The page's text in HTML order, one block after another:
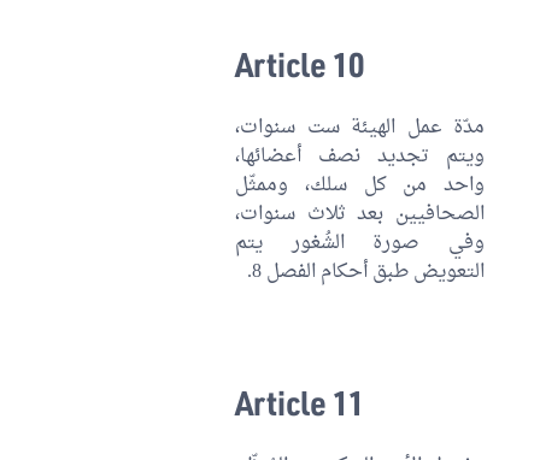
Article 10
مدّة عمل الهيئة ست سنوات،
ويتم تجديد نصف أعضائها،
واحد من كل سلك، وممثّل
الصحافيين بعد ثلاث سنوات،
وفي صورة الشُغور يتم
التعويض طبق أحكام الفصل 8.
Article 11